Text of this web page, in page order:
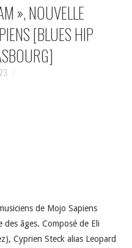
», NOUVELLE
[BLUES HIP
de Mojo Sapiens
âges. Composé de Eli
Cyprien Steck alias Leopard